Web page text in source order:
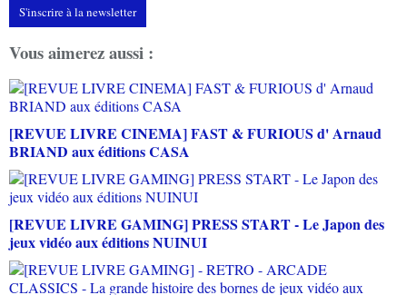
S'inscrire à la newsletter
Vous aimerez aussi :
[REVUE LIVRE CINEMA] FAST & FURIOUS d' Arnaud
BRIAND aux éditions CASA
[REVUE LIVRE GAMING] PRESS START - Le Japon des
jeux vidéo aux éditions NUINUI